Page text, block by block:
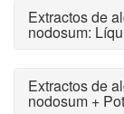
Extractos de
nodosum:
Extractos de
nodosum +